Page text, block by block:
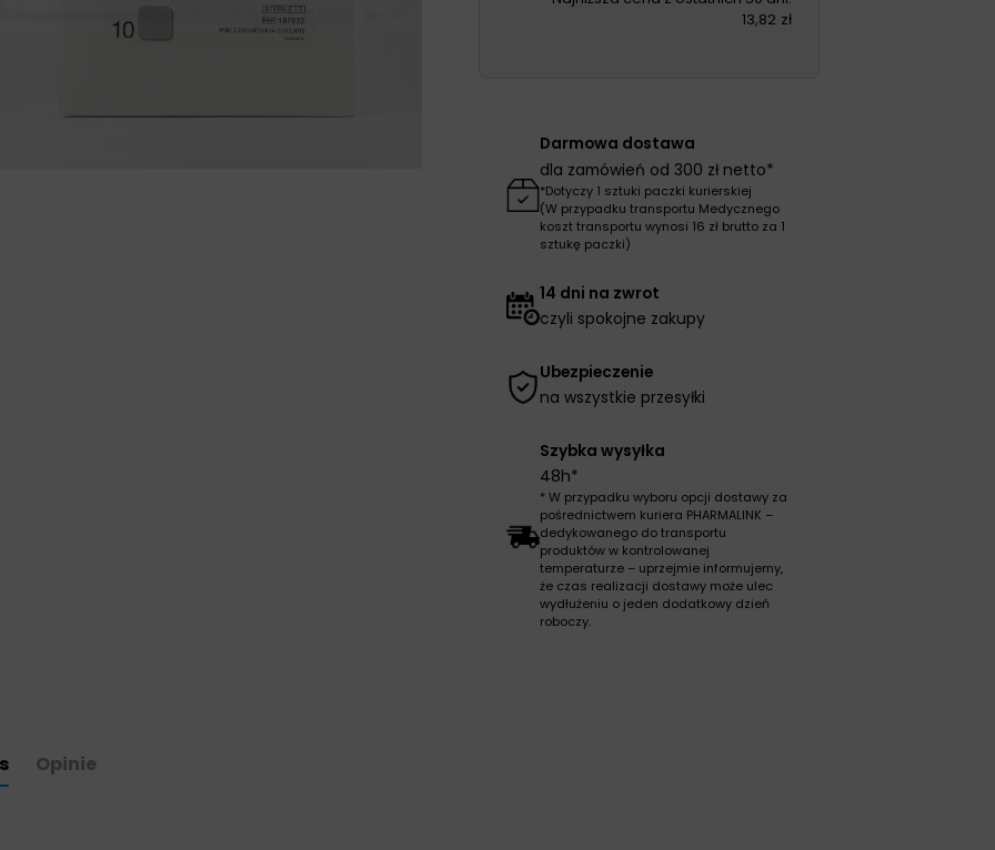
13,82 zł
Darmowa dostawa
dla zamówień od 300 zł netto*
*Dotyczy 1 sztuki paczki kurierskiej
(W przypadku transportu Medycznego
koszt transportu wynosi 16 zł brutto za 1
sztukę paczki)
14 dni na zwrot
czyli spokojne zakupy
Ubezpieczenie
na wszystkie przesyłki
Szybka wysyłka
48h*
* W przypadku wyboru opcji dostawy za
pośrednictwem kuriera PHARMALINK –
dedykowanego do transportu
produktów w kontrolowanej
temperaturze – uprzejmie informujemy,
że czas realizacji dostawy może ulec
wydłużeniu o jeden dodatkowy dzień
roboczy.
Opinie